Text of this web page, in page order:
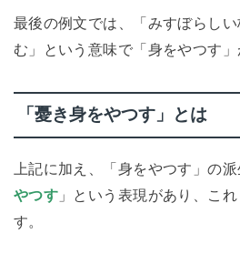
最後の例文では、「みすぼらし
む」という意味で「身をやつす」
「憂き身をやつす」とは
上記に加え、「身をやつす」の
やつす 」という表現があり、こ
す。